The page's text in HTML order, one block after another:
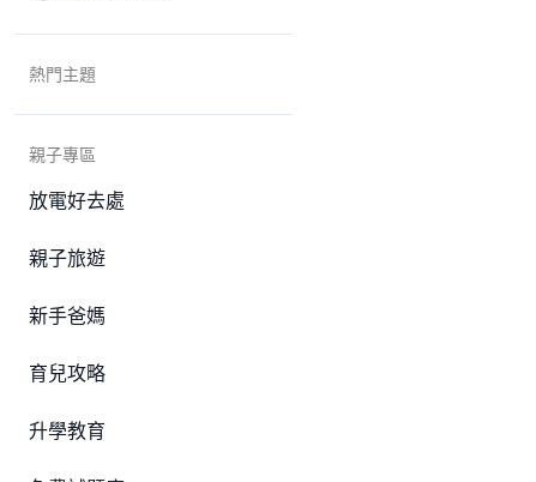
熱門主題
親子專區
放電好去處
親子旅遊
新手爸媽
育兒攻略
升學教育